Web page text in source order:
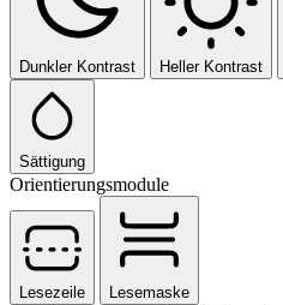
Dunkler Kontrast Heller Kontrast
Sättigung
Orientierungsmodule
Lesezeile
Lesemaske